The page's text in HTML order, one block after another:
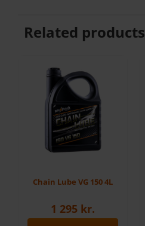
Related products
Chain Lube VG 150 4L
1 295 kr.